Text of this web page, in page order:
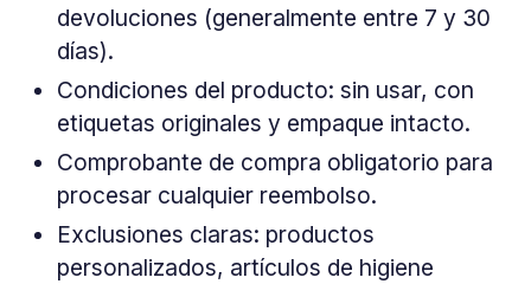
devoluciones (generalmente entre 7 y 30
días).
Condiciones del producto: sin usar, con
etiquetas originales y empaque intacto.
Comprobante de compra obligatorio para
procesar cualquier reembolso.
Exclusiones claras: productos
personalizados, artículos de higiene